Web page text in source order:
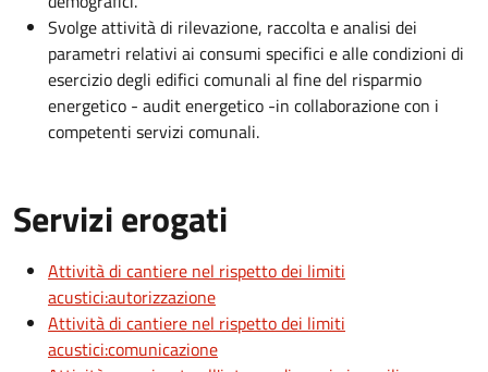
Svolge attività di rilevazione, raccolta e analisi dei
parametri relativi ai consumi specifici e alle condizioni di
esercizio degli edifici comunali al fine del risparmio
energetico - audit energetico -in collaborazione con i
competenti servizi comunali.
Servizi erogati
Attività di cantiere nel rispetto dei limiti
acustici:autorizzazione
Attività di cantiere nel rispetto dei limiti
acustici:comunicazione